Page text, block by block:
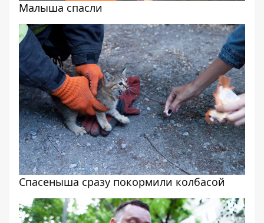
Малыша спасли
Спасеныша сразу покормили колбасой